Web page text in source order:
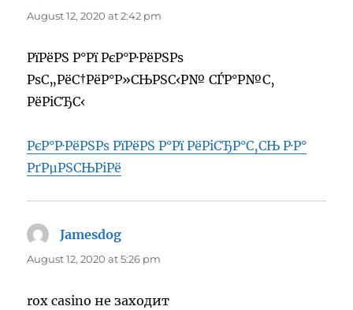
August 12, 2020 at 2:42 pm
РїРёРЅ Р°Рї РєР°Р·РёРЅРѕ
РѕС„РёС†РёР°Р»СЊРЅС‹Р№ СЃР°Р№С‚
РёРіСЂС‹
РєР°Р·РёРЅРѕ РїРёРЅ Р°Рї РёРіСЂР°С‚СЊ Р·Р°
РґРµРЅСЊРіРё
Jamesdog
August 12, 2020 at 5:26 pm
rox casino не заходит